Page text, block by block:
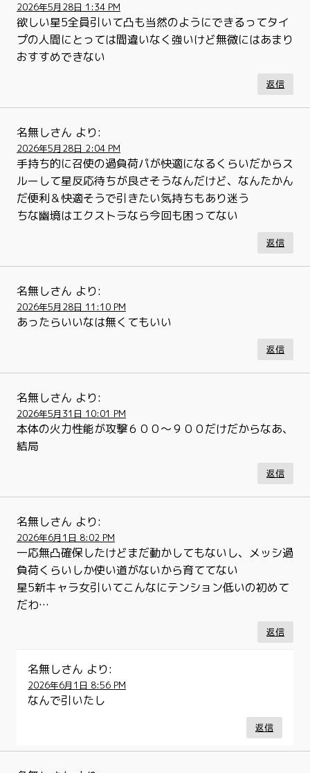
2026年5月28日 1:34 PM
欲しい星5全員引いて凸も当然のようにできるってタイ
プの人間にとっては間違いなく強いけど無微にはあまり
おすすめできない
返信
名無しさん より:
2026年5月28日 2:04 PM
手持ち的に召使の過負荷パが快適になるくらいだからス
ルーして星反応待ちが良さそうなんだけど、なんたかん
だ便利＆快適そうで引きたい気持ちもあり迷う
ちな幽境はエクストラなら今回も困ってない
返信
名無しさん より:
2026年5月28日 11:10 PM
あったらいいなは無くてもいい
返信
名無しさん より:
2026年5月31日 10:01 PM
本体の火力性能が攻撃６００～９００だけだからなあ、
結局
返信
名無しさん より:
2026年6月1日 8:02 PM
一応無凸確保したけどまだ動かしてもないし、メッシ過
負荷くらいしか使い道がないから育ててない
星5新キャラ女引いてこんなにテンション低いの初めて
だわ…
返信
名無しさん より:
2026年6月1日 8:56 PM
なんで引いたし
返信